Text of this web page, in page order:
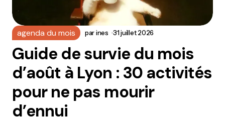
agenda du mois parines 31 juillet 2026
Guide de survie du mois
d’août à Lyon : 30 activités
pour ne pas mourir
d’ennui